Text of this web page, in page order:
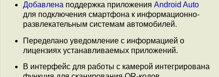
Добавлена поддержка приложения Android Auto
для подключения смартфона к информационно-
развлекательным системам автомобилей.
Переделано уведомление с информацией о
лицензиях устанавливаемых приложений.
В интерфейс для работы с камерой интегрирована